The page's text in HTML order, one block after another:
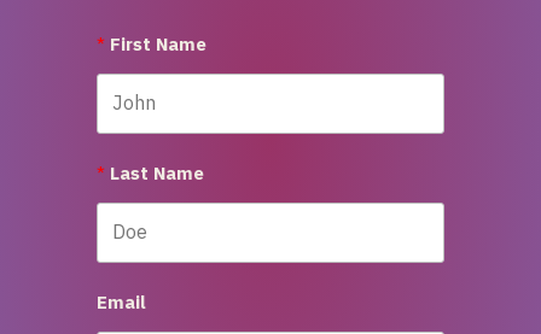
First Name
Last Name
Email